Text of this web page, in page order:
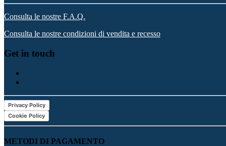
Consulta le nostre F.A.Q.
Consulta le nostre condizioni di vendita e recesso
Get in touch
Privacy Policy
Cookie Policy
METODI DI PAGAMENTO